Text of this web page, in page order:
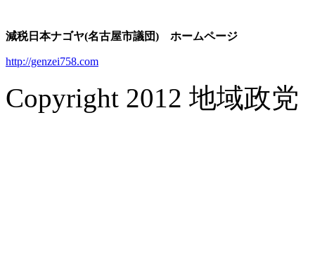
減税日本ナゴヤ(名古屋市議団) ホームページ
http://genzei758.com
Copyright 2012 地域政